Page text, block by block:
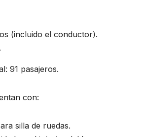
(incluido el conductor).
91 pasajeros.
con:
silla de ruedas.